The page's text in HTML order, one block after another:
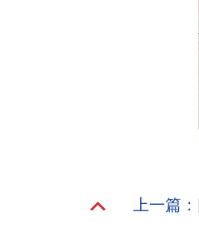
上一篇：